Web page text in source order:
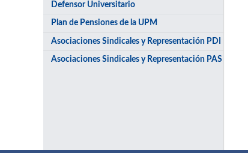
Defensor Universitario
Plan de Pensiones de la UPM
Asociaciones Sindicales y Representación PDI
Asociaciones Sindicales y Representación PAS